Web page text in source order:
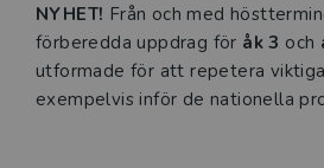
NYHET! Från och med
förberedda uppdrag för åk 3 och
utformade för att repetera
exempelvis inför de nationella